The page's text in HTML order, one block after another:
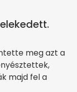
meg azt a
majd fel a